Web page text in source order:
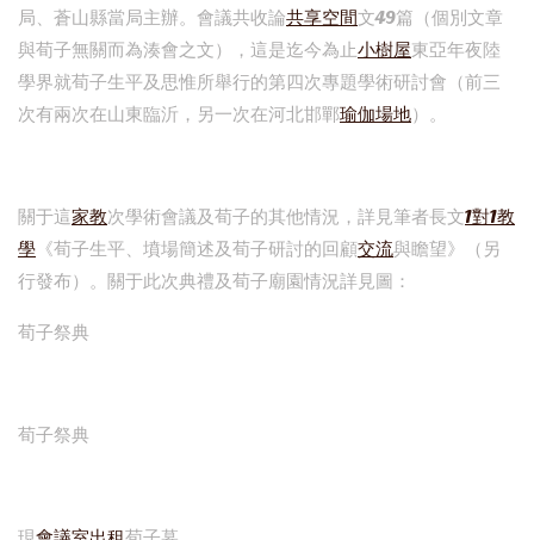
局、蒼山縣當局主辦。會議共收論共享空間文49篇（個別文章
與荀子無關而為湊會之文），這是迄今為止小樹屋東亞年夜陸
學界就荀子生平及思惟所舉行的第四次專題學術研討會（前三
次有兩次在山東臨沂，另一次在河北邯鄲瑜伽場地）。
關于這家教次學術會議及荀子的其他情況，詳見筆者長文1對1教
學 《荀子生平、墳場簡述及荀子研討的回顧交流與瞻望》（另
行發布）。關于此次典禮及荀子廟園情況詳見圖：
荀子祭典
荀子祭典